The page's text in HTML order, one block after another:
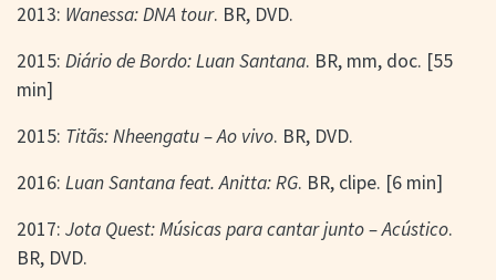
2013: Wanessa: DNA tour. BR, DVD.
2015: Diário de Bordo: Luan Santana. BR, mm, doc. [55
min]
2015: Titãs: Nheengatu – Ao vivo. BR, DVD.
2016: Luan Santana feat. Anitta: RG. BR, clipe. [6 min]
2017: Jota Quest: Músicas para cantar junto – Acústico.
BR, DVD.